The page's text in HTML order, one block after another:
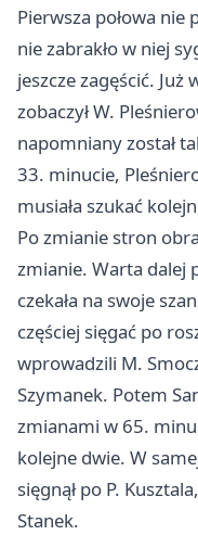
Pierwsza połowa nie
nie zabrakło w niej
jeszcze zagęścić. Już
zobaczył W.
napomniany został
33. minucie,
musiała szukać
Po zmianie stron
zmianie. Warta dalej
czekała na swoje
częściej sięgać po
wprowadzili M.
Szymanek. Potem
zmianami w 65.
kolejne dwie. W
sięgnął po P.
Stanek.